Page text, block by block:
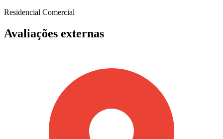
Residencial Comercial
Avaliações externas